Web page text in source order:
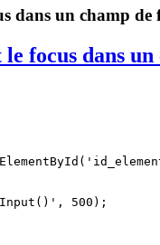
dans un champ
focus dans
500);